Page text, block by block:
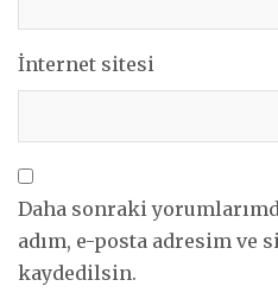
İnternet sitesi
Daha sonraki
adım, e-posta adresim ve
kaydedilsin.